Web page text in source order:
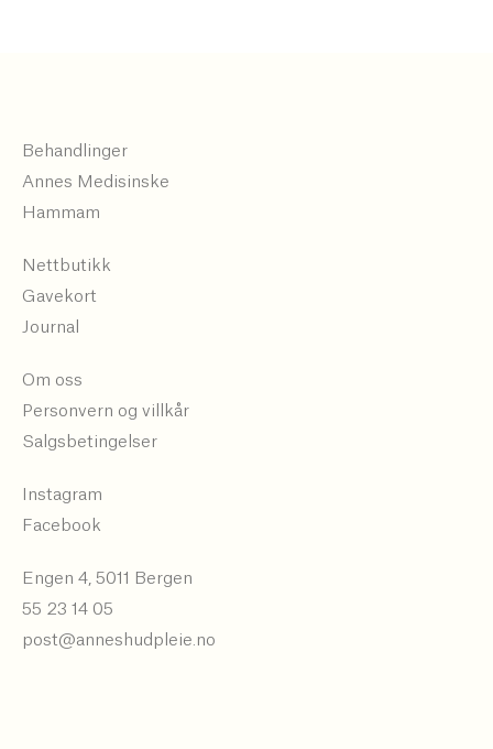
Behandlinger
Annes Medisinske
Hammam
Nettbutikk
Gavekort
Journal
Om oss
Personvern og villkår
Salgsbetingelser
Instagram
Facebook
Engen 4, 5011 Bergen
55 23 14 05
post@anneshudpleie.no